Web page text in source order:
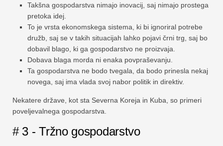
Takšna gospodarstva nimajo inovacij, saj nimajo prostega
pretoka idej.
To je vrsta ekonomskega sistema, ki bi ignoriral potrebe
družb, saj se v takih situacijah lahko pojavi črni trg, saj bo
dobavil blago, ki ga gospodarstvo ne proizvaja.
Dobava blaga morda ni enaka povpraševanju.
Ta gospodarstva ne bodo tvegala, da bodo prinesla nekaj
novega, saj ima vlada svoj nabor politik in direktiv.
Nekatere države, kot sta Severna Koreja in Kuba, so primeri
poveljevalnega gospodarstva.
# 3 - Tržno gospodarstvo